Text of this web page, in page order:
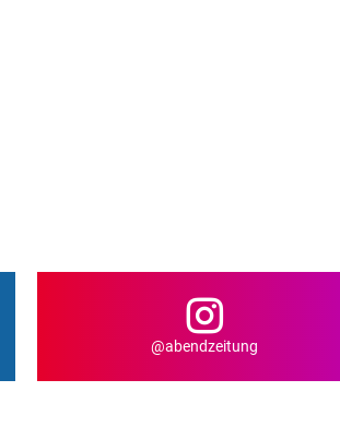
@abendzeitung